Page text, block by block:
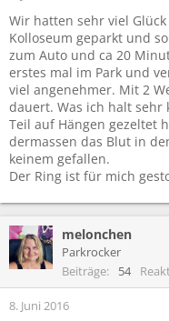
Wir hatten sehr viel
Kolloseum geparkt und
zum Auto und ca 20
erstes mal im Park und
viel angenehmer. Mit 2
dauert. Was ich halt sehr
Teil auf Hängen gezeltet
dermassen das Blut in
keinem gefallen.
Der Ring ist für mich
melonchen
Parkrocker
Beiträge
54
8. Juni 2016